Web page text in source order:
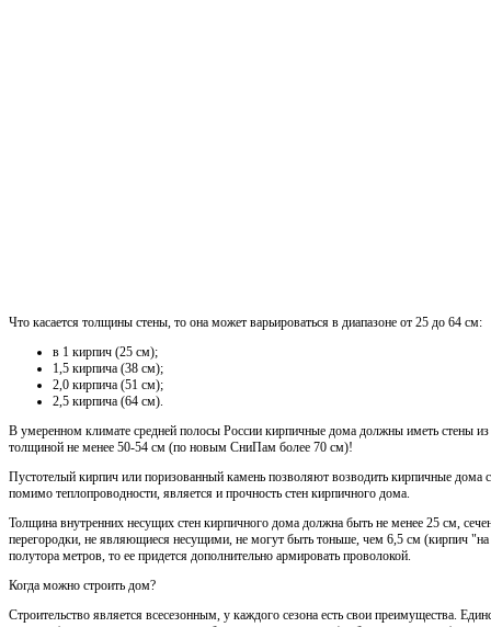
Что касается толщины стены, то она может варьироваться в диапазоне от 25 до 64 см:
в 1 кирпич (25 см);
1,5 кирпича (38 см);
2,0 кирпича (51 см);
2,5 кирпича (64 см).
В умеренном климате средней полосы России кирпичные дома должны иметь стены из
толщиной не менее 50-54 см (по новым СниПам более 70 см)!
Пустотелый кирпич или поризованный камень позволяют возводить кирпичные
помимо теплопроводности, является и прочность стен кирпичного дома.
Толщина внутренних несущих стен кирпичного дома должна быть не менее 25 см,
перегородки, не являющиеся несущими, не могут быть тоньше, чем 6,5 см (кирпич "на
полутора метров, то ее придется дополнительно армировать проволокой.
Когда можно строить дом?
Строительство является всесезонным, у каждого сезона есть свои преимущества.